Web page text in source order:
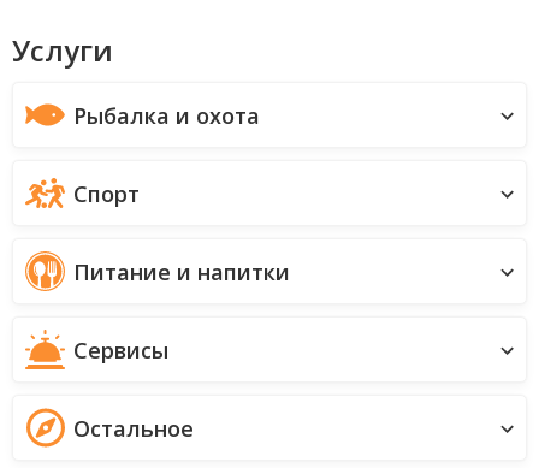
Услуги
Рыбалка и охота
Спорт
Питание и напитки
Сервисы
Остальное